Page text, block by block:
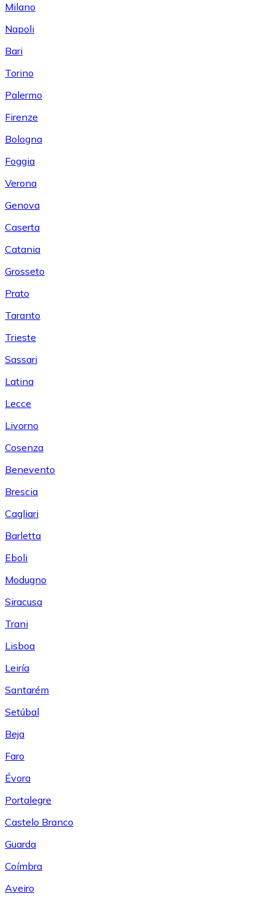
Milano
Napoli
Bari
Torino
Palermo
Firenze
Bologna
Foggia
Verona
Genova
Caserta
Catania
Grosseto
Prato
Taranto
Trieste
Sassari
Latina
Lecce
Livorno
Cosenza
Benevento
Brescia
Cagliari
Barletta
Eboli
Modugno
Siracusa
Trani
Lisboa
Leiría
Santarém
Setúbal
Beja
Faro
Évora
Portalegre
Castelo Branco
Guarda
Coímbra
Aveiro